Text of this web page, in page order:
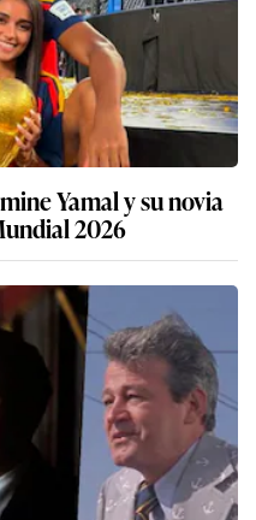
Yamal y su novia
2026